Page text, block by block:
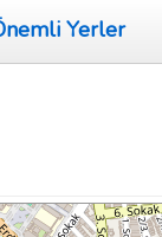
Yerler